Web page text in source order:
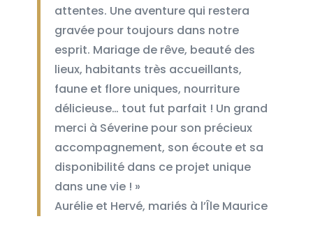
attentes. Une aventure qui restera
gravée pour toujours dans notre
esprit. Mariage de rêve, beauté des
lieux, habitants très accueillants,
faune et flore uniques, nourriture
délicieuse… tout fut parfait ! Un grand
merci à Séverine pour son précieux
accompagnement, son écoute et sa
disponibilité dans ce projet unique
dans une vie ! »
Aurélie et Hervé, mariés à l’Île Maurice